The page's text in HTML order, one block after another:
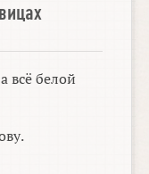
всё белой